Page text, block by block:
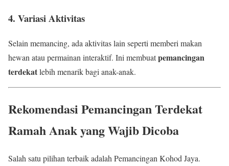
4. Variasi Aktivitas
Selain memancing, ada aktivitas lain seperti memberi makan
hewan atau permainan interaktif. Ini membuatpemancingan
terdekatlebih menarik bagi anak-anak.
Rekomendasi Pemancingan Terdekat
Ramah Anak yang Wajib Dicoba
Salah satu pilihan terbaik adalah Pemancingan Kohod Jaya.